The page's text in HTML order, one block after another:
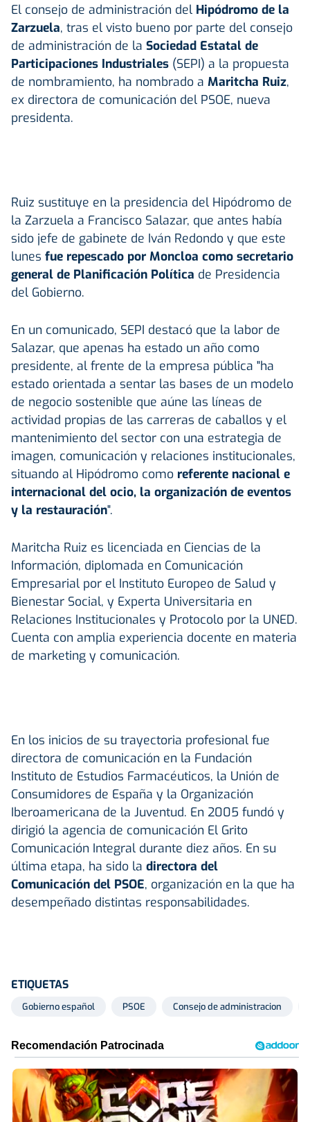
El consejo de administración del Hipódromo de la
Zarzuela, tras el visto bueno por parte del consejo
de administración de la Sociedad Estatal de
Participaciones Industriales (SEPI) a la propuesta
de nombramiento, ha nombrado a Maritcha Ruiz,
ex directora de comunicación del PSOE, nueva
presidenta.
Ruiz sustituye en la presidencia del Hipódromo de
la Zarzuela a Francisco Salazar, que antes había
sido jefe de gabinete de Iván Redondo y que este
lunes fue repescado por Moncloa como secretario
general de Planificación Política de Presidencia
del Gobierno.
En un comunicado, SEPI destacó que la labor de
Salazar, que apenas ha estado un año como
presidente, al frente de la empresa pública "ha
estado orientada a sentar las bases de un modelo
de negocio sostenible que aúne las líneas de
actividad propias de las carreras de caballos y el
mantenimiento del sector con una estrategia de
imagen, comunicación y relaciones institucionales,
situando al Hipódromo como referente nacional e
internacional del ocio, la organización de eventos
y la restauración".
Maritcha Ruiz es licenciada en Ciencias de la
Información, diplomada en Comunicación
Empresarial por el Instituto Europeo de Salud y
Bienestar Social, y Experta Universitaria en
Relaciones Institucionales y Protocolo por la UNED.
Cuenta con amplia experiencia docente en materia
de marketing y comunicación.
En los inicios de su trayectoria profesional fue
directora de comunicación en la Fundación
Instituto de Estudios Farmacéuticos, la Unión de
Consumidores de España y la Organización
Iberoamericana de la Juventud. En 2005 fundó y
dirigió la agencia de comunicación El Grito
Comunicación Integral durante diez años. En su
última etapa, ha sido la directora del
Comunicación del PSOE, organización en la que ha
desempeñado distintas responsabilidades.
ETIQUETAS
Gobierno español PSOE Consejo de administracion